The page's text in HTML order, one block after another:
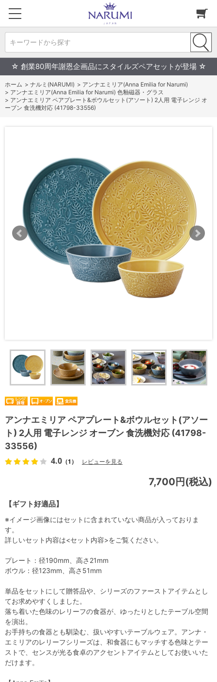
キーワードから探す
☆ 創業80周年謝恩企画品にスタイルズペアセットが登場 ☆
ホーム > ナルミ(NARUMI) > アンナエミリア(Anna Emilia for Narumi)
> アンナエミリア(Anna Emilia for Narumi) 色釉磁器・グラス
> アンナエミリア ペアプレート&ボウルセット(アソート) 2人用 電子レンジ オ
ーブン 食洗機対応 (41798-33556)
アンナエミリア ペアプレート&ボウルセット(アソー
ト) 2人用 電子レンジ オーブン 食洗機対応 (41798-
33556)
4.0 （1） レビューを見る
【ギフト好適品】
7,700円(税込)
※イメージ画像にはセットに含まれていない商品が入っておりま
す。
詳しいセット内容は<セット内容>をご覧ください。
プレート：径190mm、高さ21mm
ボウル：径123mm、高さ51mm
単品をセットにして贈答品や、シリーズのファーストアイテムとし
てお求めやすくしました。
落ち着いた色味のレリーフの食器が、ゆったりとしたテーブル空間
を演出。
お手持ちの食器とも馴染む、扱いやすいテーブルウェア。アンナ・
エミリアのレリーフシリーズは、和食器にもマッチする色味とテー
ストで、センスが光る食卓のアクセントアイテムとしてお使いいた
だけます。